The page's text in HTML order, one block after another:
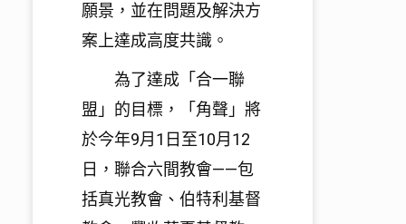
願景， 並在問題及解決方
案上達成高度共識。
為了達成「合一聯
盟」的目標，「角聲」將
於今年9月 1 日至10月 12
日，聯合六間教會——包
括真光教會、伯特利基督